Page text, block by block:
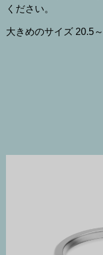
ください。
大きめのサイズ 20.5